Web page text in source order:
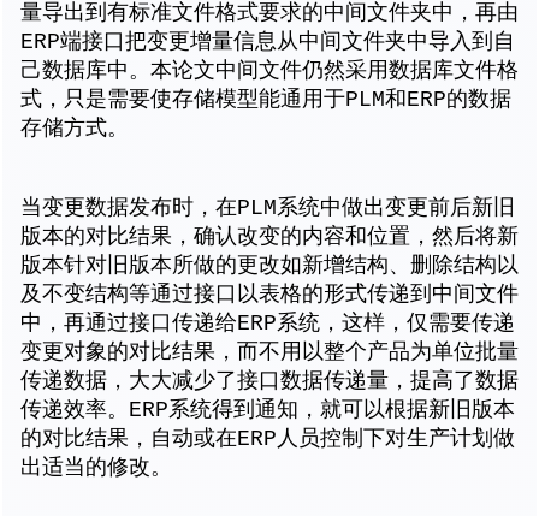
量导出到有标准文件格式要求的中间文件夹中，再由
ERP端接口把变更增量信息从中间文件夹中导入到自
己数据库中。本论文中间文件仍然采用数据库文件格
式，只是需要使存储模型能通用于PLM和ERP的数据
存储方式。
当变更数据发布时，在PLM系统中做出变更前后新旧
版本的对比结果，确认改变的内容和位置，然后将新
版本针对旧版本所做的更改如新增结构、删除结构以
及不变结构等通过接口以表格的形式传递到中间文件
中，再通过接口传递给ERP系统，这样，仅需要传递
变更对象的对比结果，而不用以整个产品为单位批量
传递数据，大大减少了接口数据传递量，提高了数据
传递效率。ERP系统得到通知，就可以根据新旧版本
的对比结果，自动或在ERP人员控制下对生产计划做
出适当的修改。